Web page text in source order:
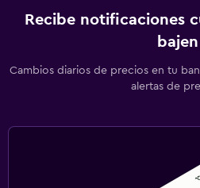
Recibe notificaciones
bajen
Cambios diarios de precios en tu
alertas de